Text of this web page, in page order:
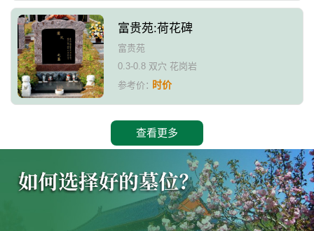
富贵苑:荷花碑
富贵苑
0.3-0.8 双穴 花岗岩
参考价：时价
查看更多